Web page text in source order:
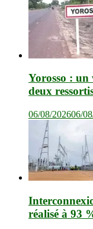
Yorosso : un
deux
06/08/202606/
réalisé à 93